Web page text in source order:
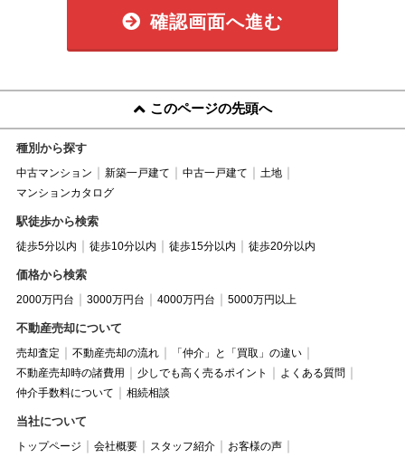
確認画面へ進む
このページの先頭へ
種別から探す
中古マンション 新築一戸建て 中古一戸建て
土地
マンションカタログ
駅徒歩から検索
徒歩5分以内 徒歩10分以内 徒歩15分以内 徒歩20分以内
価格から検索
2000万円台 3000万円台 4000万円台 5000万円以上
不動産売却について
売却査定 不動産売却の流れ
「仲介」と「買取」の違い
不動産売却時の諸費用
少しでも高く売るポイント
よくある質問
仲介手数料について
相続相談
当社について
トップページ 会社概要 スタッフ紹介
お客様の声